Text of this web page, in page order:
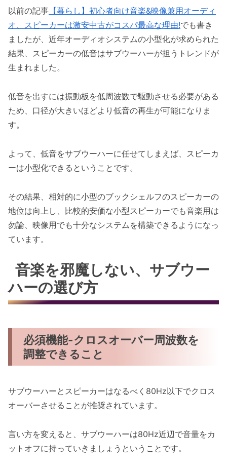
以前の記事 【暮らし】初心者向け音楽&映像兼用オーディ
オ、スピーカーは激安中古がコスパ最高な理由!でも書き
ましたが、近年オーディオシステムの小型化が求められた
結果、スピーカーの低音はサブウーハーが担うトレンドが
生まれました。
低音を出すには振動板を低周波数で駆動させる必要がある
ため、口径が大きいほどより低音の再生が可能になりま
す。
よって、低音をサブウーハーに任せてしまえば、スピーカ
ーは小型化できるということです。
その結果、相対的に小型のブックシェルフのスピーカーの
地位は向上し、比較的安価な小型スピーカーでも音楽用は
勿論、映像用でも十分なシステムを構築できるようになっ
ています。
音楽を邪魔しない、サブウー
ハーの選び方
必須機能-クロスオーバー周波数を
調整できること
サブウーハーとスピーカーはなるべく80Hz以下でクロス
オーバーさせることが推奨されています。
言い方を変えると、サブウーハーは80Hz近辺で音量をカ
ットオフに持っていきましょうということです。